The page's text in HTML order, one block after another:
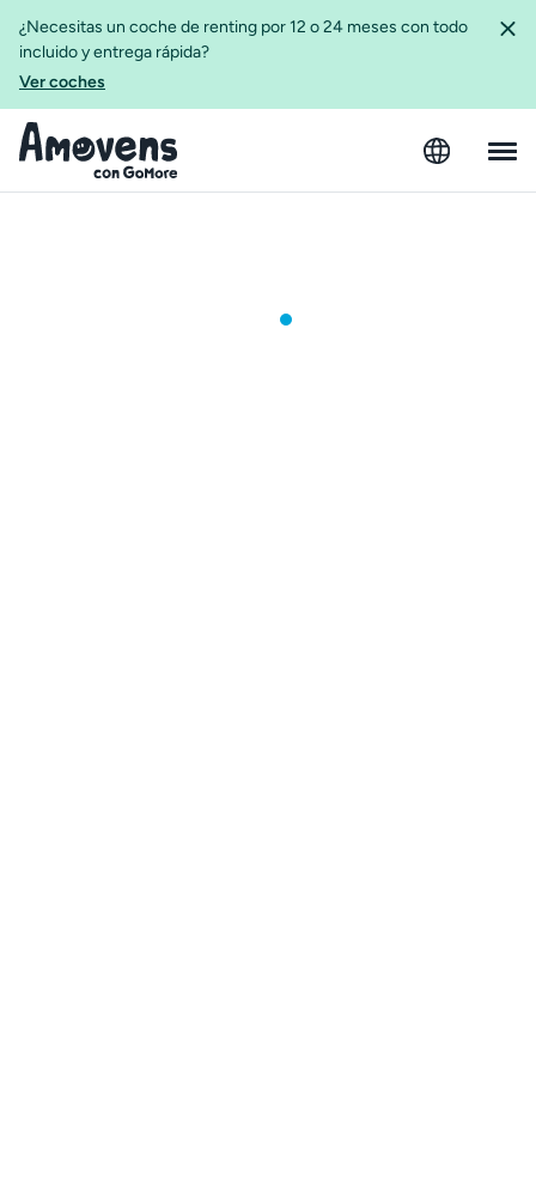
¿Necesitas un coche de renting por 12 o 24 meses con todo
incluido y entrega rápida?
Ver coches